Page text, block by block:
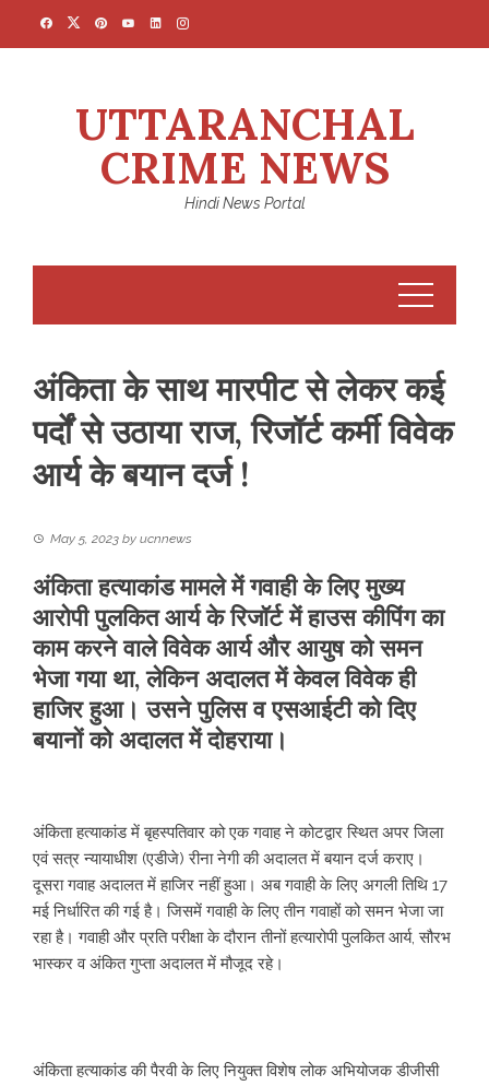
UTTARANCHAL
CRIME NEWS
Hindi News Portal
अंकिता के साथ मारपीट से लेकर कई
पर्दों से उठाया राज, रिजॉर्ट कर्मी विवेक
आर्य के बयान दर्ज !
May 5, 2023 by ucnnews
अंकिता हत्याकांड मामले में गवाही के लिए मुख्य
आरोपी पुलकित आर्य के रिजॉर्ट में हाउस कीपिंग का
काम करने वाले विवेक आर्य और आयुष को समन
भेजा गया था, लेकिन अदालत में केवल विवेक ही
हाजिर हुआ। उसने पुलिस व एसआईटी को दिए
बयानों को अदालत में दोहराया।
अंकिता हत्याकांड में बृहस्पतिवार को एक गवाह ने कोटद्वार स्थित अपर जिला
एवं सत्र न्यायाधीश (एडीजे) रीना नेगी की अदालत में बयान दर्ज कराए।
दूसरा गवाह अदालत में हाजिर नहीं हुआ। अब गवाही के लिए अगली तिथि 17
मई निर्धारित की गई है। जिसमें गवाही के लिए तीन गवाहों को समन भेजा जा
रहा है। गवाही और प्रति परीक्षा के दौरान तीनों हत्यारोपी पुलकित आर्य, सौरभ
भास्कर व अंकित गुप्ता अदालत में मौजूद रहे।
अंकिता हत्याकांड की पैरवी के लिए नियुक्त विशेष लोक अभियोजक डीजीसी